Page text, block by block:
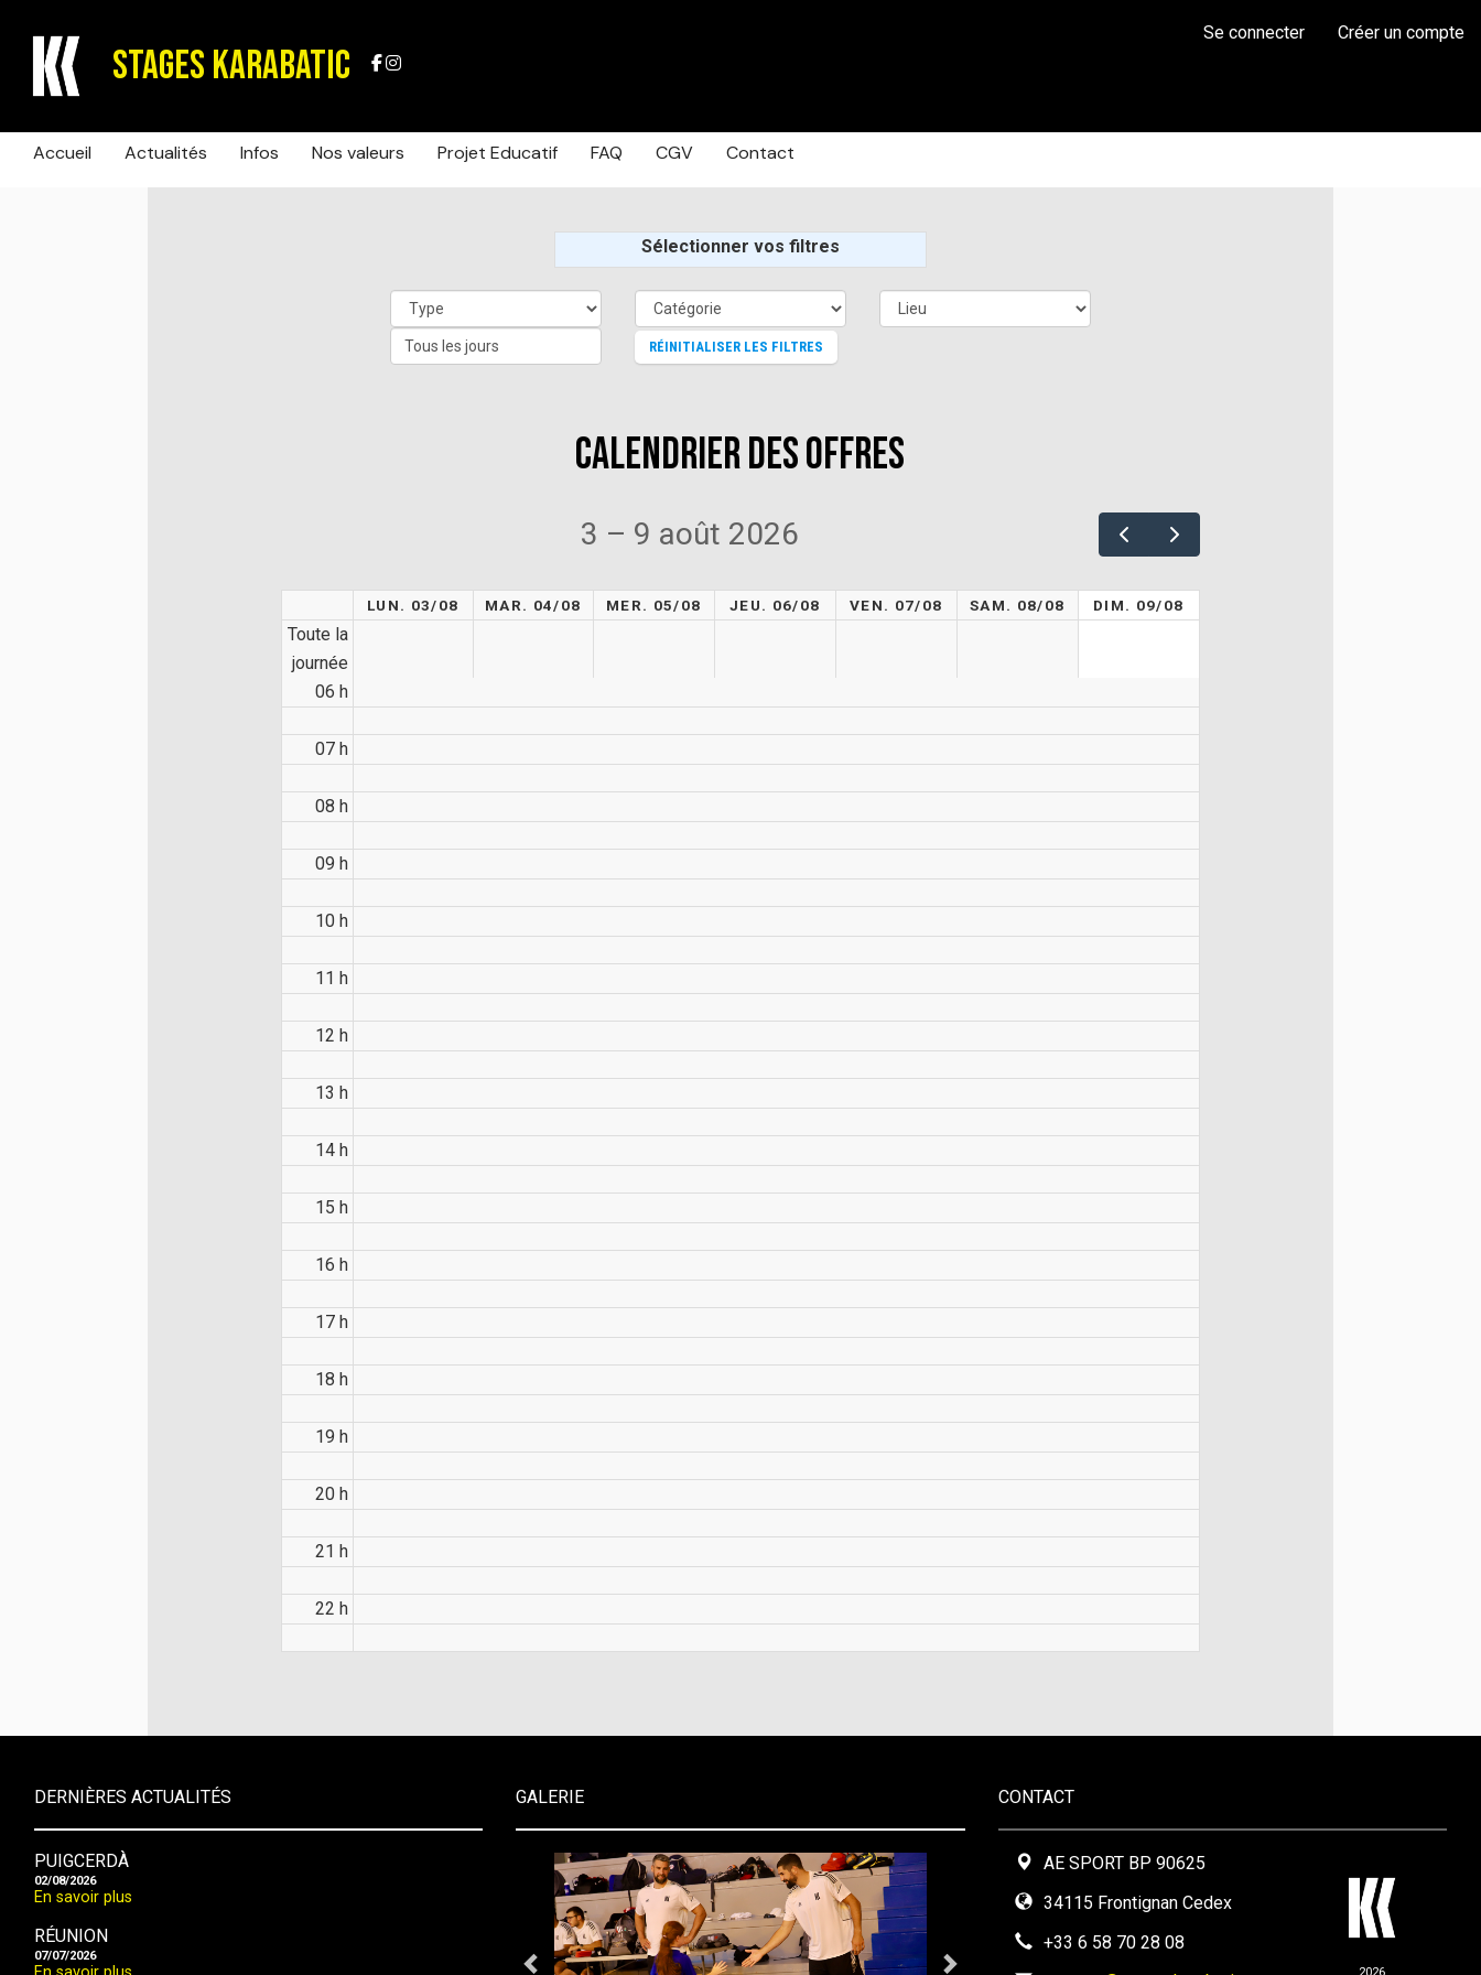
STAGES KARABATIC
Se connecter Créer un compte
Accueil Actualités Infos Nos valeurs Projet Educatif FAQ CGV Contact
Sélectionner vos filtres
Tous les jours RÉINITIALISER LES FILTRES
CALENDRIER DES OFFRES
3 – 9 août 2026
LUN. 03/08 MAR. 04/08 MER. 05/08 JEU. 06/08 VEN. 07/08 SAM. 08/08 DIM. 09/08
Toute la
journée
06 h
07 h
08 h
09 h
10 h
11 h
12 h
13 h
14 h
15 h
16 h
17 h
18 h
19 h
20 h
21 h
22 h
DERNIÈRES ACTUALITÉS
PUIGCERDÀ
02/08/2026
En savoir plus
RÉUNION
07/07/2026
GALERIE CONTACT
AE SPORT BP 90625
34115 Frontignan Cedex
+33 6 58 70 28 08
2026